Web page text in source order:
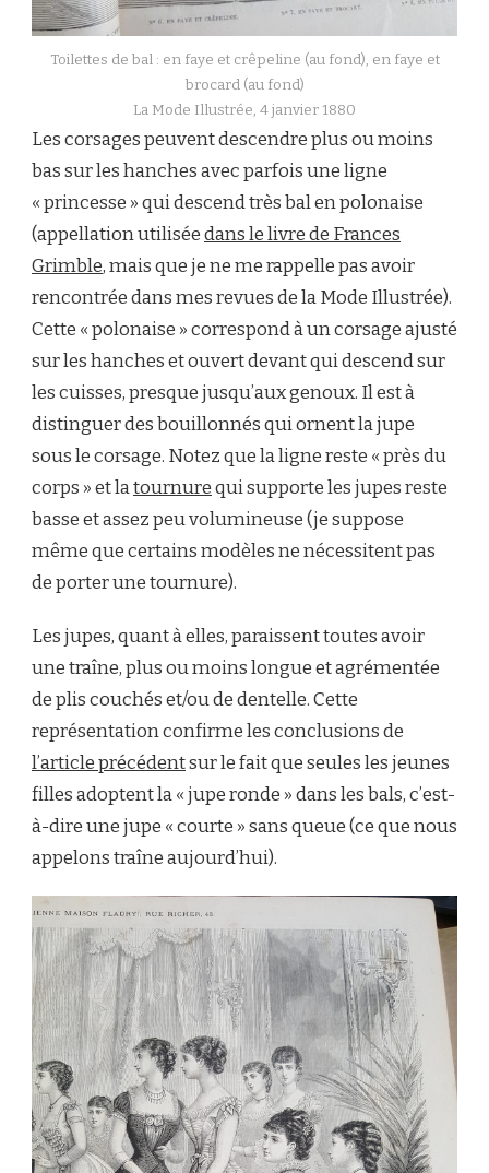
Toilettes de bal : en faye et crêpeline (au fond), en faye et
brocard (au fond)
La Mode Illustrée, 4 janvier 1880
Les corsages peuvent descendre plus ou moins
bas sur les hanches avec parfois une ligne
« princesse » qui descend très bal en polonaise
(appellation utiliséedans le livre de Frances
Grimble, mais que je ne me rappelle pas avoir
rencontrée dans mes revues de la Mode Illustrée).
Cette « polonaise » correspond à un corsage ajusté
sur les hanches et ouvert devant qui descend sur
les cuisses, presque jusqu’aux genoux. Il est à
distinguer des bouillonnés qui ornent la jupe
sous le corsage. Notez que la ligne reste « près du
corps » et latournurequi supporte les jupes reste
basse et assez peu volumineuse (je suppose
même que certains modèles ne nécessitent pas
de porter une tournure).
Les jupes, quant à elles, paraissent toutes avoir
une traîne, plus ou moins longue et agrémentée
de plis couchés et/ou de dentelle. Cette
représentation confirme les conclusions de
l’article précédentsur le fait que seules les jeunes
filles adoptent la « jupe ronde » dans les bals, c’est-
à-dire une jupe « courte » sans queue (ce que nous
appelons traîne aujourd’hui).